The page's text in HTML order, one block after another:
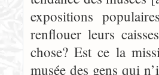
expositions
renflouer leurs
chose? Est ce la
musée des gens qui